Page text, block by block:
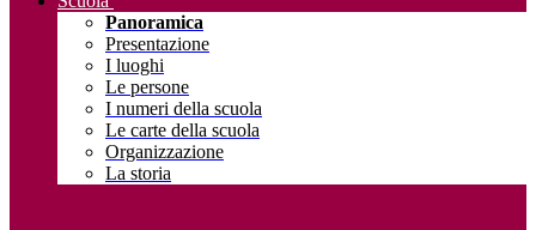
Panoramica
Presentazione
I luoghi
Le persone
I numeri della scuola
Le carte della scuola
Organizzazione
La storia